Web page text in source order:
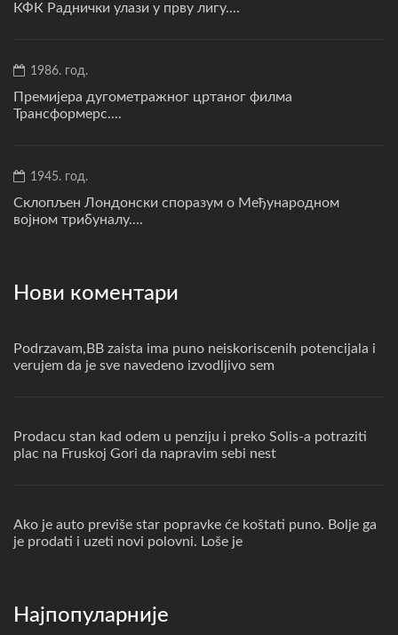
КФК Раднички улази у прву лигу....
1986. год.
Премијера дугометражног цртаног филма
Трансформерс....
1945. год.
Склопљен Лондонски споразум о Међународном
војном трибуналу....
Нови коментари
Podrzavam,BB zaista ima puno neiskoriscenih potencijala i
verujem da je sve navedeno izvodljivo sem
Prodacu stan kad odem u penziju i preko Solis-a potraziti
plac na Fruskoj Gori da napravim sebi nest
Ako je auto previše star popravke će koštati puno. Bolje ga
je prodati i uzeti novi polovni. Loše je
Најпопуларније